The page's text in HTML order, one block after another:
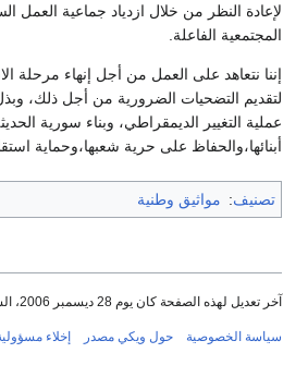
لإعادة النظر من خلال ازدياد جماعية العمل
المجتمعية الفاعلة.
إننا نتعاهد على العمل من أجل إنهاء مرحلة
لتقديم التضحيات الضرورية من أجل ذلك،
عملية التغيير الديمقراطي، وبناء سورية
أبنائها،والحفاظ على حرية شعبها،وحماية
تصنيف: مواثيق وطنية
آخر تعديل لهذه الصفحة كان يوم 28 ديسمبر 2006، الساعة 12:43.
سياسة الخصوصية حول ويكي مصدر إخلاء